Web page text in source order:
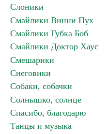
Слоники
Смайлики Винни Пух
Смайлики Губка Боб
Смайлики Доктор Хаус
Смешарики
Снеговики
Собаки, собачки
Солнышко, солнце
Спасибо, благодарю
Танцы и музыка